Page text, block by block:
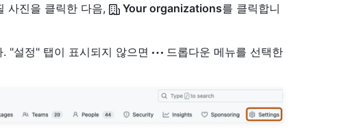
사진을 클릭한 다음, Your organizations를 클릭합니
"설정" 탭이 표시되지 않으면
드롭다운 메뉴를 선택한